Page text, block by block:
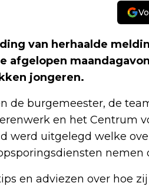
van herhaalde
afgelopen
jongeren.
de burgemeester, de
en het Centrum
werd uitgelegd welke
nemen
en adviezen over hoe